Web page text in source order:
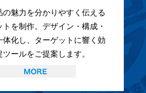
の魅力を分かりやすく伝える
を制作。デザイン・構成・
体化し、ターゲットに響く効
ールをご提案します。